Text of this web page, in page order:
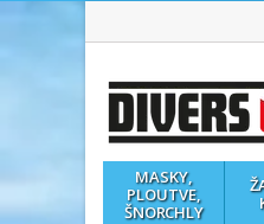
MASKY,
PLOUTVE,
ŠNORCHLY